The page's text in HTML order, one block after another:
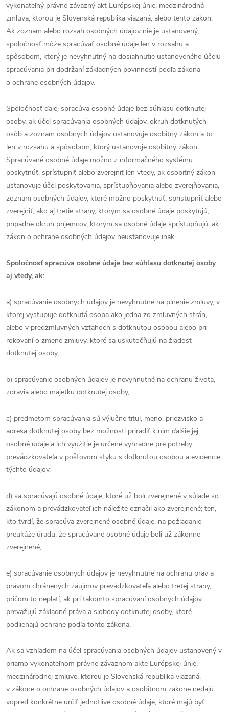
vykonateľný právne záväzný akt Európskej únie, medzinárodná
zmluva, ktorou je Slovenská republika viazaná, alebo tento zákon.
Ak zoznam alebo rozsah osobných údajov nie je ustanovený,
spoločnosť môže spracúvať osobné údaje len v rozsahu a
spôsobom, ktorý je nevyhnutný na dosiahnutie ustanoveného účelu
spracúvania pri dodržaní základných povinností podľa zákona
o ochrane osobných údajov.
Spoločnosť ďalej spracúva osobné údaje bez súhlasu dotknutej
osoby, ak účel spracúvania osobných údajov, okruh dotknutých
osôb a zoznam osobných údajov ustanovuje osobitný zákon a to
len v rozsahu a spôsobom, ktorý ustanovuje osobitný zákon.
Spracúvané osobné údaje možno z informačného systému
poskytnúť, sprístupniť alebo zverejniť len vtedy, ak osobitný zákon
ustanovuje účel poskytovania, sprístupňovania alebo zverejňovania,
zoznam osobných údajov, ktoré možno poskytnúť, sprístupniť alebo
zverejniť, ako aj tretie strany, ktorým sa osobné údaje poskytujú,
prípadne okruh príjemcov, ktorým sa osobné údaje sprístupňujú, ak
zákon o ochrane osobných údajov neustanovuje inak.
Spoločnosť spracúva osobné údaje bez súhlasu dotknutej osoby
aj vtedy, ak:
a) spracúvanie osobných údajov je nevyhnutné na plnenie zmluvy, v
ktorej vystupuje dotknutá osoba ako jedna zo zmluvných strán,
alebo v predzmluvných vzťahoch s dotknutou osobou alebo pri
rokovaní o zmene zmluvy, ktoré sa uskutočňujú na žiadosť
dotknutej osoby,
b) spracúvanie osobných údajov je nevyhnutné na ochranu života,
zdravia alebo majetku dotknutej osoby,
c) predmetom spracúvania sú výlučne titul, meno, priezvisko a
adresa dotknutej osoby bez možnosti priradiť k nim ďalšie jej
osobné údaje a ich využitie je určené výhradne pre potreby
prevádzkovateľa v poštovom styku s dotknutou osobou a evidencie
týchto údajov,
d) sa spracúvajú osobné údaje, ktoré už boli zverejnené v súlade so
zákonom a prevádzkovateľ ich náležite označil ako zverejnené; ten,
kto tvrdí, že spracúva zverejnené osobné údaje, na požiadanie
preukáže úradu, že spracúvané osobné údaje boli už zákonne
zverejnené,
e) spracúvanie osobných údajov je nevyhnutné na ochranu práv a
právom chránených záujmov prevádzkovateľa alebo tretej strany,
pričom to neplatí, ak pri takomto spracúvaní osobných údajov
prevažujú základné práva a slobody dotknutej osoby, ktoré
podliehajú ochrane podľa tohto zákona.
Ak sa vzhľadom na účel spracúvania osobných údajov ustanovený v
priamo vykonateľnom právne záväznom akte Európskej únie,
medzinárodnej zmluve, ktorou je Slovenská republika viazaná,
v zákone o ochrane osobných údajov a osobitnom zákone nedajú
vopred konkrétne určiť jednotlivé osobné údaje, ktoré majú byť